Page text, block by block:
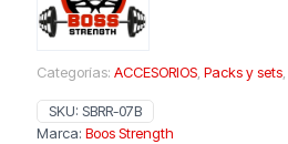
Categorías: ACCESORIOS, Packs y sets,
SKU: SBRR-07B
Marca: Boos Strength